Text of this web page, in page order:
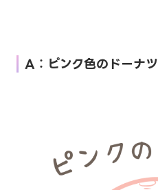
A：ピンク色のドーナツ